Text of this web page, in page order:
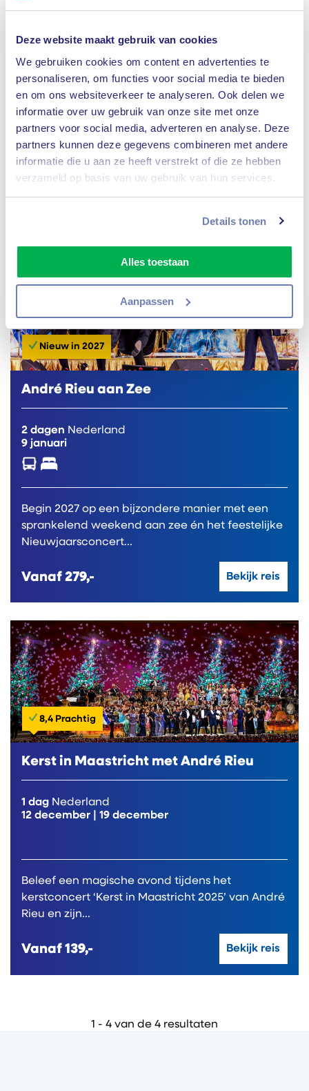
Deze website maakt gebruik van cookies
We gebruiken cookies om content en advertenties te
personaliseren, om functies voor social media te bieden
en om ons websiteverkeer te analyseren. Ook delen we
informatie over uw gebruik van onze site met onze
partners voor social media, adverteren en analyse. Deze
partners kunnen deze gegevens combineren met andere
informatie die u aan ze heeft verstrekt of die ze hebben
verzameld op basis van uw gebruik van hun services.
Details tonen
Alles toestaan
Aanpassen
3 dagen Nederland
15 januari
Januari is de maand van rust, ruimte en frisse
lucht. Even loskomen van volle agenda’s en
Nieuw in 2027
André Rieu aan Zee
2 dagen Nederland
9 januari
Begin 2027 op een bijzondere manier met een
sprankelend weekend aan zee én het feestelijke
Nieuwjaarsconcert...
Vanaf 279,- Bekijk reis
8,4 Prachtig
Kerst in Maastricht met André Rieu
1 dag Nederland
12 december
19 december
Beleef een magische avond tijdens het
kerstconcert ‘Kerst in Maastricht 2025’ van André
Rieu en zijn...
Vanaf 139,- Bekijk reis
1 - 4 van de 4 resultaten